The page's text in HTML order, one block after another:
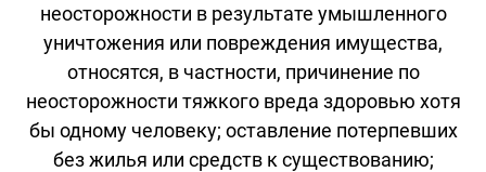
неосторожности в результате умышленного
уничтожения или повреждения имущества,
относятся, в частности, причинение по
неосторожности тяжкого вреда здоровью хотя
бы одному человеку; оставление потерпевших
без жилья или средств к существованию;